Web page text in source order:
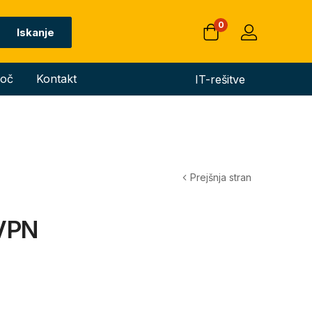
Iskanje
0
Kontakt IT-rešitve
Prejšnja stran